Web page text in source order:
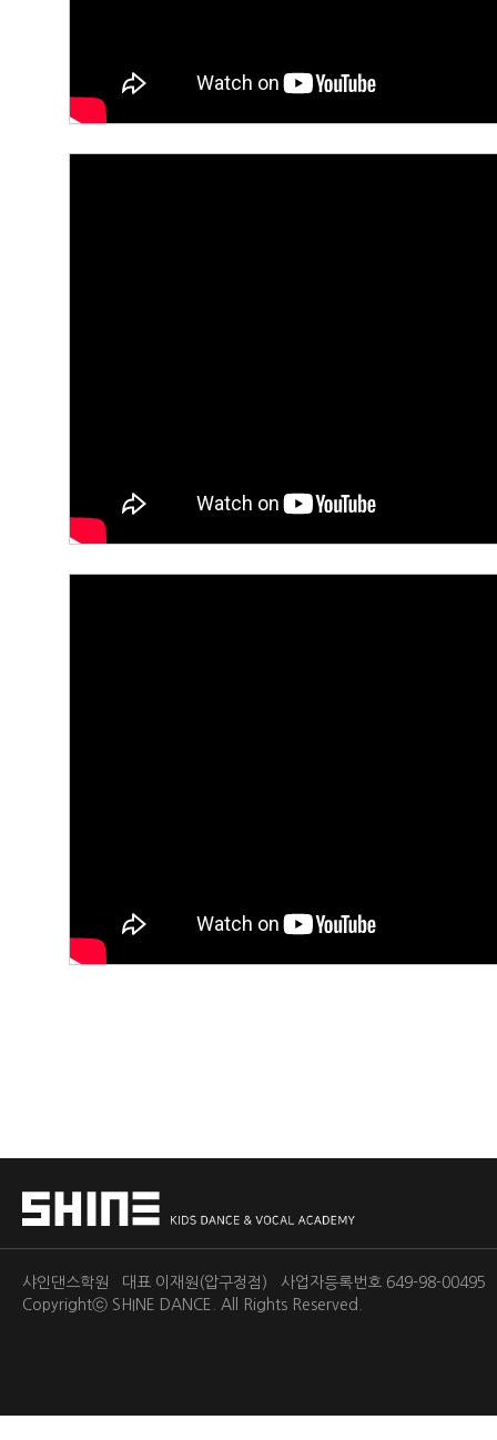
샤인댄스학원 대표 이재원(압구정점) 사업자등록번호 649-98-
Copyrightⓒ SHINE DANCE. All Rights Reserved.